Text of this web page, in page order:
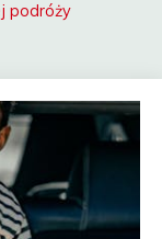
podróży